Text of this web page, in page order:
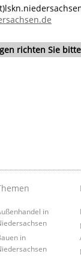
richten Sie
in
in